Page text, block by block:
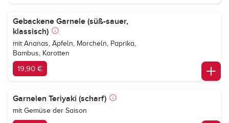
Gebackene Garnele (süß-sauer,
klassisch)
mit Ananas, Äpfeln, Morcheln, Paprika,
Bambus, Karotten
19,90 €
Garnelen Teriyaki (scharf)
mit Gemüse der Saison